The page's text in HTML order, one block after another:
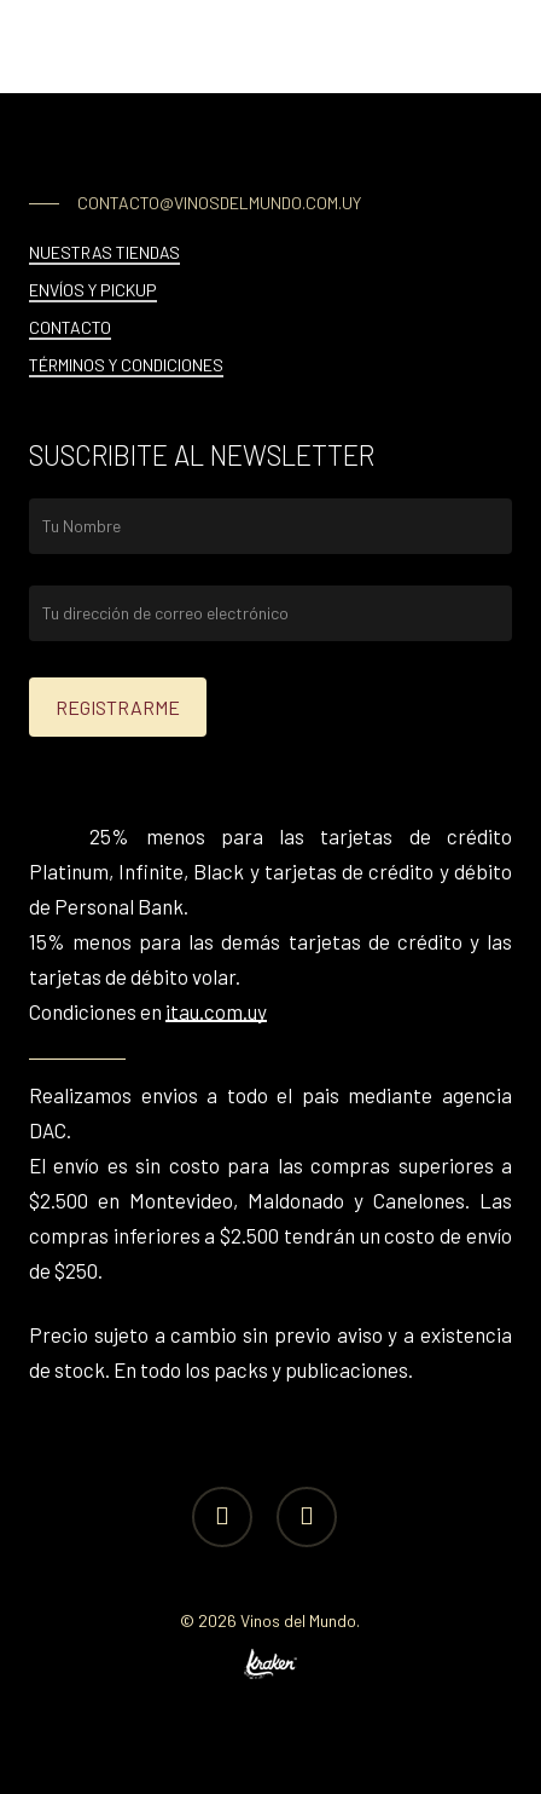
CONTACTO@VINOSDELMUNDO.COM.UY
NUESTRAS TIENDAS
ENVÍOS Y PICKUP
CONTACTO
TÉRMINOS Y CONDICIONES
SUSCRIBITE AL NEWSLETTER
25% menos para las tarjetas de crédito
Platinum, Infinite, Black y tarjetas de crédito y débito
de Personal Bank.
15% menos para las demás tarjetas de crédito y las
tarjetas de débito volar.
Condiciones en itau.com.uy
Realizamos envios a todo el pais mediante agencia
DAC.
El envío es sin costo para las compras superiores a
$2.500 en Montevideo, Maldonado y Canelones. Las
compras inferiores a $2.500 tendrán un costo de envío
de $250.
Precio sujeto a cambio sin previo aviso y a existencia
de stock. En todo los packs y publicaciones.
facebook instagram
© 2026 Vinos del Mundo.